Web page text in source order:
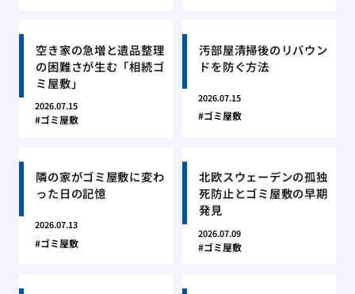
空き家の急増と遺品整理
の困難さが生む「相続ゴ
ミ屋敷」
2026.07.15
ゴミ屋敷
汚部屋清掃後のリバウン
ドを防ぐ方法
2026.07.15
ゴミ屋敷
隣の家がゴミ屋敷に変わ
った日の記憶
2026.07.13
ゴミ屋敷
北欧スウェーデンの孤独
死防止とゴミ屋敷の早期
発見
2026.07.09
ゴミ屋敷